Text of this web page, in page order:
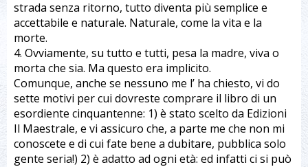
strada senza ritorno, tutto diventa più semplice e
accettabile e naturale. Naturale, come la vita e la
morte.
4. Ovviamente, su tutto e tutti, pesa la madre, viva o
morta che sia. Ma questo era implicito.
Comunque, anche se nessuno me l’ ha chiesto, vi do
sette motivi per cui dovreste comprare il libro di un
esordiente cinquantenne: 1) è stato scelto da Edizioni
Il Maestrale, e vi assicuro che, a parte me che non mi
conoscete e di cui fate bene a dubitare, pubblica solo
gente seria!) 2) è adatto ad ogni età: ed infatti ci si può